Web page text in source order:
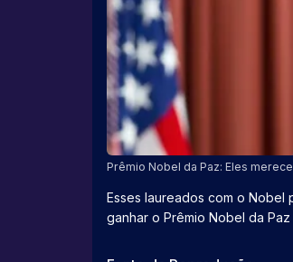
Prêmio Nobel da Paz: Eles
Esses laureados com o
ganhar o Prêmio Nobel da Paz